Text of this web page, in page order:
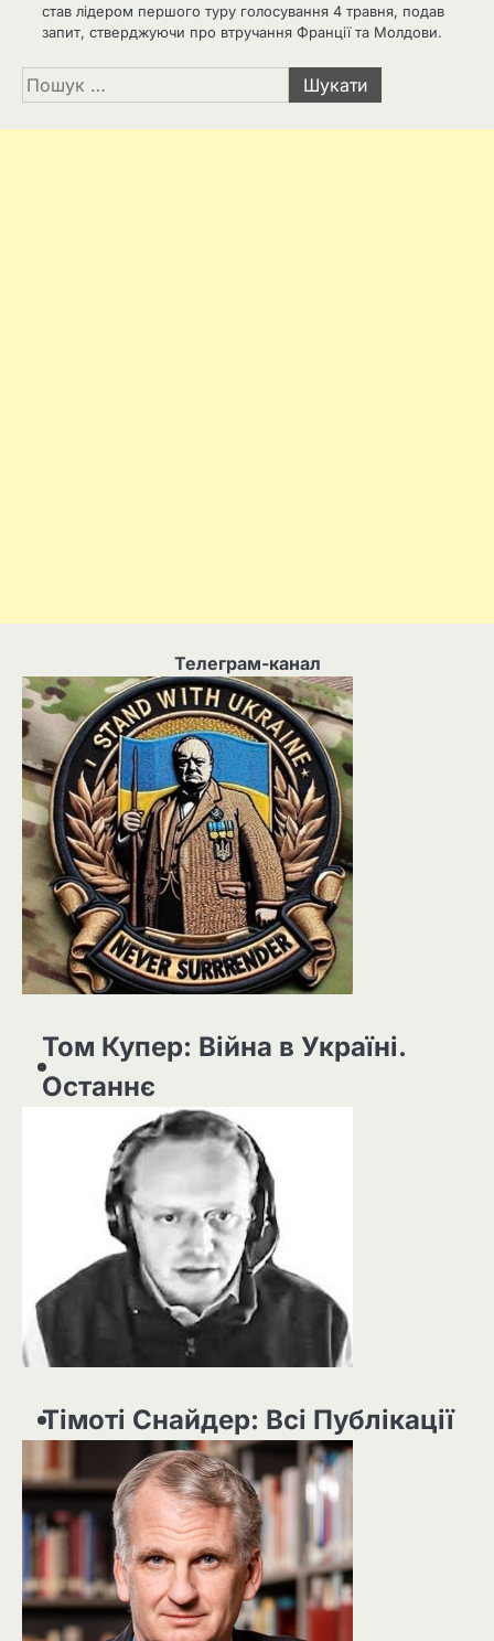
став лідером першого туру голосування 4 травня, подав
запит, стверджуючи про втручання Франції та Молдови.
Пошук:
Телеграм-канал
Том Купер: Війна в Україні.
Останнє
Тімоті Снайдер: Всі Публікації